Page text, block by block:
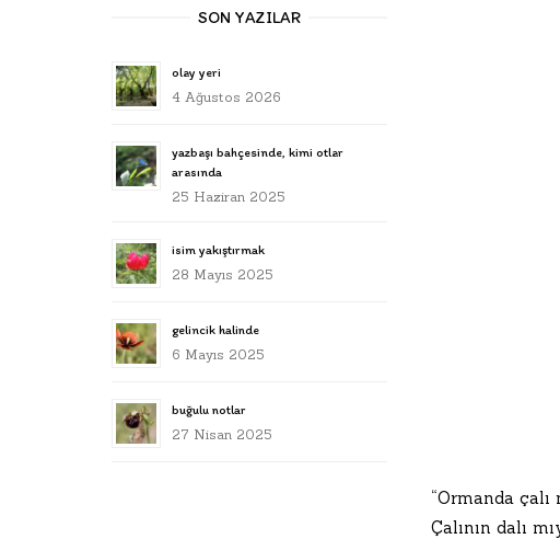
“Ormanda çalı
Çalının dalı
SON YAZILAR
olay yeri
4 Ağustos 2026
yazbaşı bahçesinde, kimi otlar
arasında
25 Haziran 2025
isim yakıştırmak
28 Mayıs 2025
gelincik halinde
6 Mayıs 2025
buğulu notlar
27 Nisan 2025